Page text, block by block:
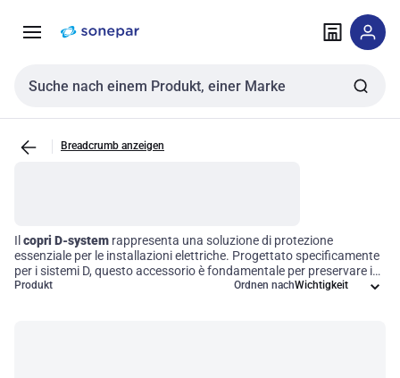
NavigationInhalt
Sucheingabe
Breadcrumb anzeigen
Il copri D-system rappresenta una soluzione di protezione
essenziale per le installazioni elettriche. Progettato specificamente
per i sistemi D, questo accessorio è fondamentale per preservare i
componenti interni da fattori ambientali avversi. Grazie alla sua
Produkt Ordnen nach